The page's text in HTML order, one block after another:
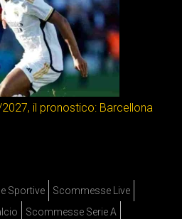
il pronostico: Barcellona
Sportive
Scommesse Live
Scommesse Serie A